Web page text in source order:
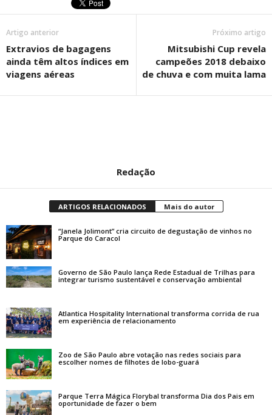
Artigo anterior
Extravios de bagagens
ainda têm altos índices em
viagens aéreas
Próximo artigo
Mitsubishi Cup revela
campeões 2018 debaixo
de chuva e com muita lama
Redação
ARTIGOS RELACIONADOS Mais do autor
“Janela Jolimont” cria circuito de degustação de vinhos no
Parque do Caracol
Governo de São Paulo lança Rede Estadual de Trilhas para
integrar turismo sustentável e conservação ambiental
Atlantica Hospitality International transforma corrida de rua
em experiência de relacionamento
Zoo de São Paulo abre votação nas redes sociais para
escolher nomes de filhotes de lobo-guará
Parque Terra Mágica Florybal transforma Dia dos Pais em
oportunidade de fazer o bem